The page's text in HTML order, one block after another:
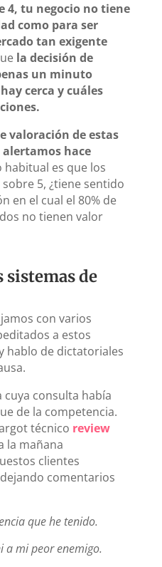
4, tu negocio no tiene
como para ser
tan exigente
la decisión de
un minuto
cerca y cuáles
valoración de estas
hace
habitual es que los
5, ¿tiene sentido
en el cual el 80% de
no tienen valor
sistemas de
con varios
a estos
hablo de dictatoriales
cuya consulta había
de la competencia.
técnico review
la mañana
clientes
comentarios
que he tenido.
a mi peor enemigo.